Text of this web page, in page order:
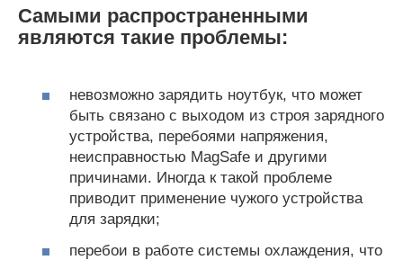
Самыми распространенными
являются такие проблемы:
невозможно зарядить ноутбук, что может
быть связано с выходом из строя зарядного
устройства, перебоями напряжения,
неисправностью MagSafe и другими
причинами. Иногда к такой проблеме
приводит применение чужого устройства
для зарядки;
перебои в работе системы охлаждения, что